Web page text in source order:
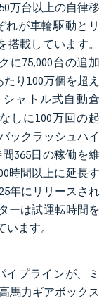
万台以上の自律移
れが車輪駆動とリ
載しています。
に75,000台の追加
り100万個を超え
シャトル式自動倉
しに100万回の起
ックラッシュハイ
365日の稼働を維
時間以上に延長す
年にリリースされ
ーは試運転時間を
ます。
プラインが、ミ
馬力ギアボックス